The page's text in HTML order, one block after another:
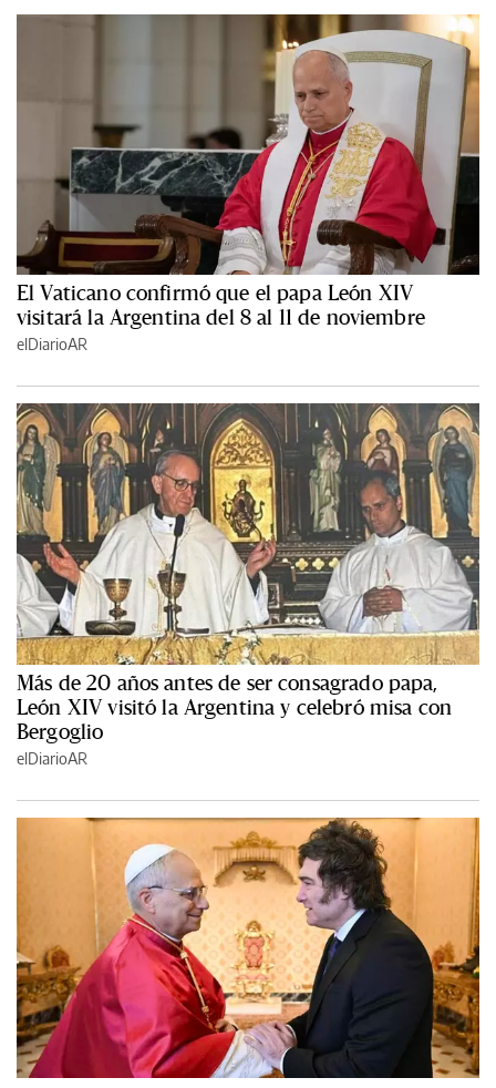
El Vaticano confirmó que el papa León XIV
visitará la Argentina del 8 al 11 de noviembre
elDiarioAR
Más de 20 años antes de ser consagrado papa,
León XIV visitó la Argentina y celebró misa con
Bergoglio
elDiarioAR